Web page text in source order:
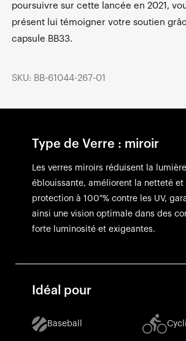
poursuivre sur cette lancée en 2021,
présent lui témoigner votre soutien
capsule BB33.
SKU: BB-61044-267-01
Type de Verre : miroir
Les verres miroirs réduisent la lumière
éblouissante, améliorent la netteté et
protection à 100 % contre les UV,
ainsi une vision optimale dans des
forte luminosité et exigeantes.
Idéal pour
Baseball